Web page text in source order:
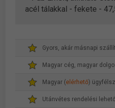
acél tálakkal - fekete -
Gyors, akár másnapi
Magyar cég, magyar
Magyar (elérhető)
Utánvétes rendelési